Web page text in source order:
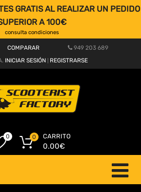
GRATIS AL REALIZAR UN PEDIDO
A 100€
consulta condiciones
COMPARAR
949 203 689
INICIAR SESIÓN REGISTRARSE
0 CARRITO
0.00€
0